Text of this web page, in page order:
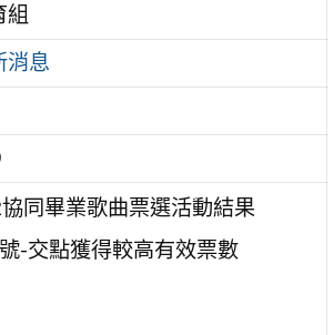
組
消息
同畢業歌曲票選活動結果
-交點獲得較高有效票數